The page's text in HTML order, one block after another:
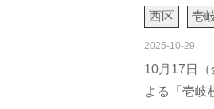
西区 壱
2025-10-29
10月17日
よる「壱岐